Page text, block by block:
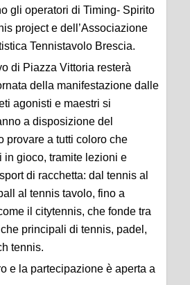
gli operatori di Timing- Spirito
project e dell’Associazione
Tennistavolo Brescia.
di Piazza Vittoria resterà
della manifestazione dalle
agonisti e maestri si
a disposizione del
provare a tutti coloro che
in gioco, tramite lezioni e
di racchetta: dal tennis al
al tennis tavolo, fino a
il citytennis, che fonde tra
principali di tennis, padel,
tennis.
e la partecipazione è aperta a